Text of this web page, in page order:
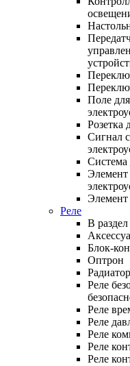
Поле
Розетка
Сигнал
Система
Элемент
Элемент
Реле
В раздел
Блок-
Оптрон
Реле
Реле
Реле
Реле
Реле
Реле